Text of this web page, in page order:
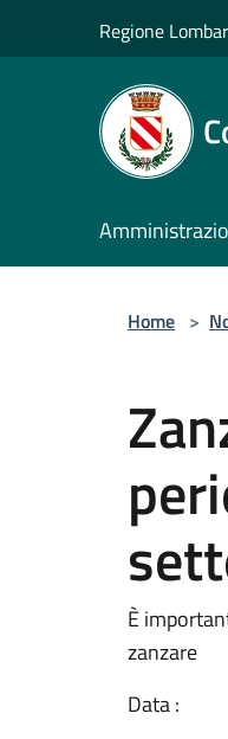
Regione
Home >
È
zanzare
Data :